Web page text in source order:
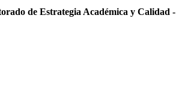
de Estrategia Académica y Calidad -